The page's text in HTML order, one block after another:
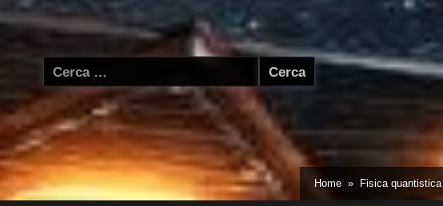
Toggle
sub-
Toggle
Ricerca
per:
Home Fisica quantistica